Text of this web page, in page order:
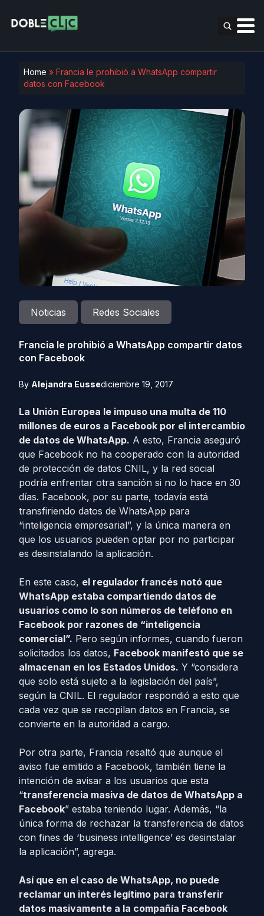
Home » Francia le prohibió a WhatsApp compartir
datos con Facebook
Noticias Redes Sociales
Francia le prohibió a WhatsApp compartir datos
con Facebook
By Alejandra Eussediciembre 19, 2017
La Unión Europea le impuso una multa de 110
millones de euros a Facebook por el intercambio
de datos de WhatsApp. A esto, Francia aseguró
que Facebook no ha cooperado con la autoridad
de protección de datos CNIL, y la red social
podría enfrentar otra sanción si no lo hace en 30
días. Facebook, por su parte, todavía está
transfiriendo datos de WhatsApp para
“inteligencia empresarial”, y la única manera en
que los usuarios pueden optar por no participar
es desinstalando la aplicación.
En este caso, el regulador francés notó que
WhatsApp estaba compartiendo datos de
usuarios como lo son números de teléfono en
Facebook por razones de “inteligencia
comercial”. Pero según informes, cuando fueron
solicitados los datos, Facebook manifestó que se
almacenan en los Estados Unidos. Y “considera
que solo está sujeto a la legislación del país”,
según la CNIL. El regulador respondió a esto que
cada vez que se recopilan datos en Francia, se
convierte en la autoridad a cargo.
Por otra parte, Francia resaltó que aunque el
aviso fue emitido a Facebook, también tiene la
intención de avisar a los usuarios que esta
“transferencia masiva de datos de WhatsApp a
Facebook” estaba teniendo lugar. Además, “la
única forma de rechazar la transferencia de datos
con fines de ‘business intelligence’ es desinstalar
la aplicación”, agrega.
Así que en el caso de WhatsApp, no ​​puede
reclamar un interés legítimo para transferir
datos masivamente a la compañía Facebook